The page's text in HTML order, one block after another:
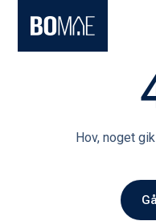
Hov, noget